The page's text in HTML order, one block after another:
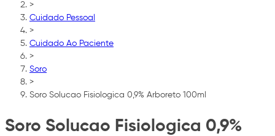
>
Cuidado Pessoal
>
Cuidado Ao Paciente
>
Soro
>
Soro Solucao Fisiologica 0,9% Arboreto 100ml
Soro Solucao Fisiologica 0,9%